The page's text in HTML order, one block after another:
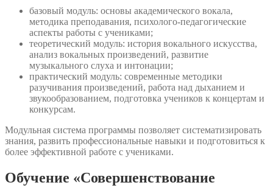
базовый модуль: основы академического вокала,
методика преподавания, психолого-педагогические
аспекты работы с учениками;
теоретический модуль: история вокального искусства,
анализ вокальных произведений, развитие
музыкального слуха и интонации;
практический модуль: современные методики
разучивания произведений, работа над дыханием и
звукообразованием, подготовка учеников к концертам и
конкурсам.
Модульная система программы позволяет систематизировать
знания, развить профессиональные навыки и подготовиться к
более эффективной работе с учениками.
Обучение «Совершенствование